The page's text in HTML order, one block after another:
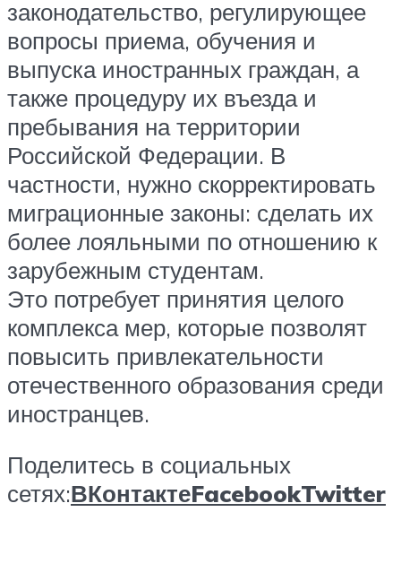
законодательство, регулирующее
вопросы приема, обучения и
выпуска иностранных граждан, а
также процедуру их въезда и
пребывания на территории
Российской Федерации. В
частности, нужно скорректировать
миграционные законы: сделать их
более лояльными по отношению к
зарубежным студентам.
Это потребует принятия целого
комплекса мер, которые позволят
повысить привлекательности
отечественного образования среди
иностранцев.
Поделитесь в социальных
сетях:ВКонтактеFacebookTwitter